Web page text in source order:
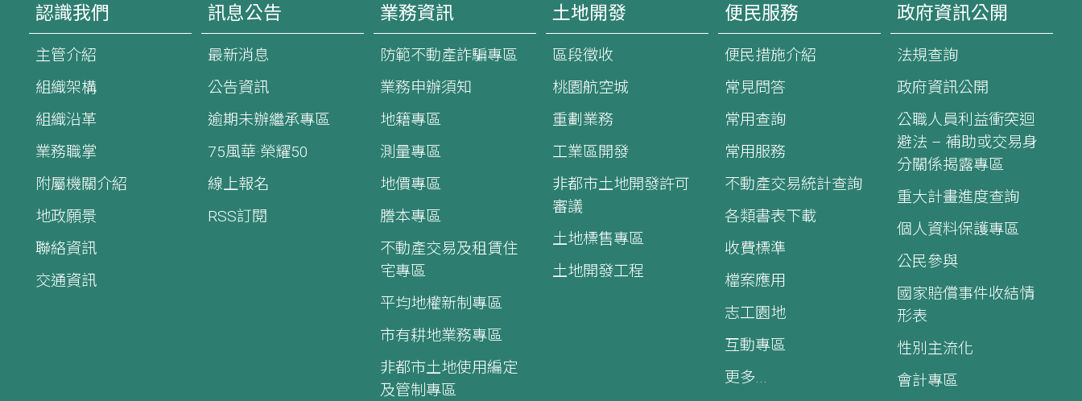
認識我們
主管介紹
組織架構
組織沿革
業務職掌
附屬機關介紹
地政願景
聯絡資訊
交通資訊
訊息公告
最新消息
公告資訊
逾期未辦繼承專區
75風華·榮耀50
線上報名
RSS訂閱
業務資訊
防範不動產詐騙專區
業務申辦須知
地籍專區
測量專區
地價專區
謄本專區
不動產交易及租賃住
宅專區
平均地權新制專區
市有耕地業務專區
非都市土地使用編定
及管制專區
土地開發
區段徵收
桃園航空城
重劃業務
工業區開發
非都市土地開發許可
審議
土地標售專區
土地開發工程
便民服務
便民措施介紹
常見問答
常用查詢
常用服務
不動產交易統計查詢
各類書表下載
收費標準
檔案應用
志工園地
互動專區
更多...
政府資訊公開
法規查詢
政府資訊公開
公職人員利益衝突迴
避法 – 補助或交易身
分關係揭露專區
重大計畫進度查詢
個人資料保護專區
公民參與
國家賠償事件收結情
形表
性別主流化
會計專區